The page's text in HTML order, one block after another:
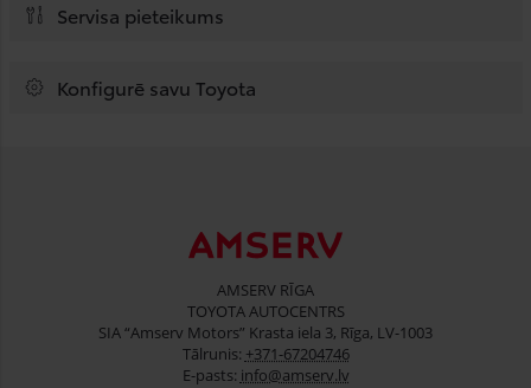
Servisa pieteikums
Konfigurē savu Toyota
AMSERV RĪGA
TOYOTA AUTOCENTRS
SIA “Amserv Motors” Krasta iela 3, Rīga, LV-1003
Tālrunis: +371-67204746
E-pasts: info@amserv.lv